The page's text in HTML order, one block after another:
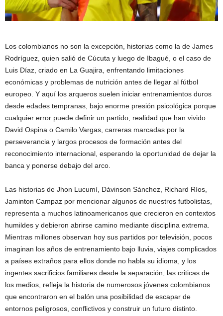
Los colombianos no son la excepción, historias como la de James
Rodríguez, quien salió de Cúcuta y luego de Ibagué, o el caso de
Luis Díaz, criado en La Guajira, enfrentando limitaciones
económicas y problemas de nutrición antes de llegar al fútbol
europeo. Y aquí los arqueros suelen iniciar entrenamientos duros
desde edades tempranas, bajo enorme presión psicológica porque
cualquier error puede definir un partido, realidad que han vivido
David Ospina o Camilo Vargas, carreras marcadas por la
perseverancia y largos procesos de formación antes del
reconocimiento internacional, esperando la oportunidad de dejar la
banca y ponerse debajo del arco.
Las historias de Jhon Lucumí, Dávinson Sánchez, Richard Ríos,
Jaminton Campaz por mencionar algunos de nuestros futbolistas,
representa a muchos latinoamericanos que crecieron en contextos
humildes y debieron abrirse camino mediante disciplina extrema.
Mientras millones observan hoy sus partidos por televisión, pocos
imaginan los años de entrenamiento bajo lluvia, viajes complicados
a países extraños para ellos donde no habla su idioma, y los
ingentes sacrificios familiares desde la separación, las criticas de
los medios, refleja la historia de numerosos jóvenes colombianos
que encontraron en el balón una posibilidad de escapar de
entornos peligrosos, conflictivos y construir un futuro distinto.